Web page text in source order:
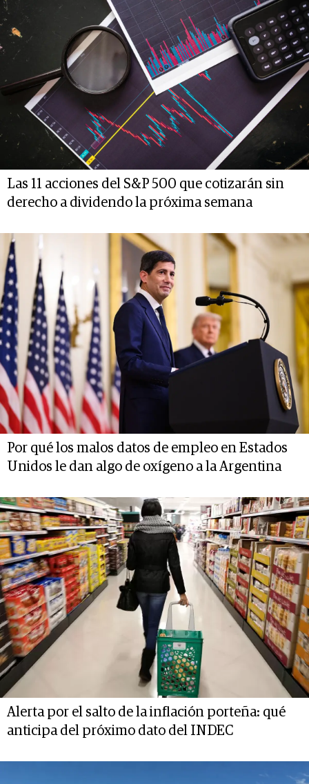
Las 11 acciones del S&P 500 que cotizarán sin
derecho a dividendo la próxima semana
Por qué los malos datos de empleo en Estados
Unidos le dan algo de oxígeno a la Argentina
Alerta por el salto de la inflación porteña: qué
anticipa del próximo dato del INDEC